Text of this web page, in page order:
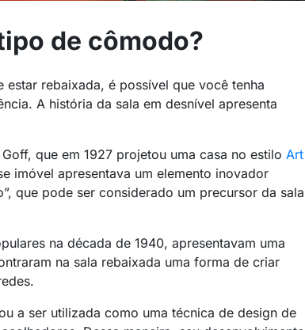
de cômodo?
rebaixada, é possível que você tenha
A história da sala em desnível apresenta
que em 1927 projetou uma casa no estilo Art
imóvel apresentava um elemento inovador
que pode ser considerado um precursor da sala
na década de 1940, apresentavam uma
na sala rebaixada uma forma de criar
a ser utilizada como uma técnica de design de